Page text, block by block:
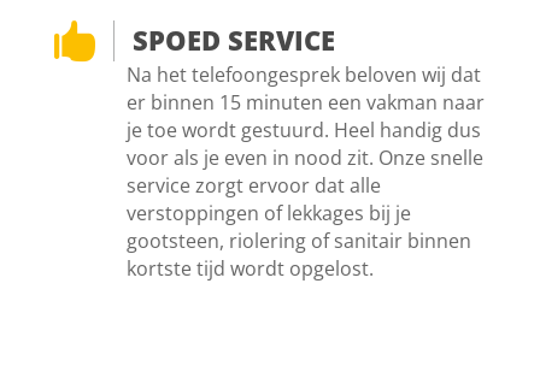
 SPOED SERVICE
Na het telefoongesprek beloven wij dat
er binnen 15 minuten een vakman naar
je toe wordt gestuurd. Heel handig dus
voor als je even in nood zit. Onze snelle
service zorgt ervoor dat alle
verstoppingen of lekkages bij je
gootsteen, riolering of sanitair binnen
kortste tijd wordt opgelost.